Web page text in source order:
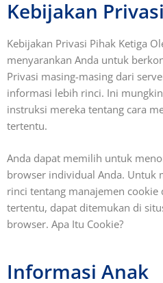
Kebijakan
Kebijakan Privasi Pihak Ketiga
menyarankan Anda untuk
Privasi masing-masing dari
informasi lebih rinci. Ini
instruksi mereka tentang cara
tertentu.
Anda dapat memilih untuk
browser individual Anda. Untuk
rinci tentang manajemen cookie
tertentu, dapat ditemukan di
browser. Apa Itu Cookie?
Informasi Anak